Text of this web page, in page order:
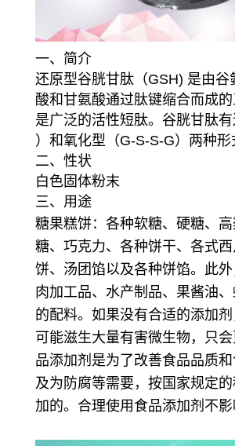
一、简介
还原型谷胱甘肽（GSH) 是由谷
酸和甘氨酸通过肽键缩合而成的
是广泛的活性短肽。谷胱甘肽
）和氧化型（G-S-S-G）两种形
二、性状
白色固体粉末
三、用途
糖果糕饼：各种软糖、硬糖、
糖、巧克力、各种饼干、各式西
饼、汤团馅以及各种饼馅。 此
肉加工品、水产制品、果酱油
的配料。如果没有合适的添加
可能滋生大量有害微生物，只
品添加剂是为了改善食品品质
及为防腐等需要，按国家规定
加的。合理使用食品添加剂不影